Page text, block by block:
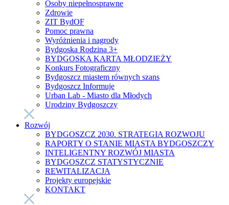
Osoby niepełnosprawne
Zdrowie
ZIT BydOF
Pomoc prawna
Wyróżnienia i nagrody
Bydgoska Rodzina 3+
BYDGOSKA KARTA MŁODZIEŻY
Konkurs Fotograficzny
Bydgoszcz miastem równych szans
Bydgoszcz Informuje
Urban Lab - Miasto dla Młodych
Urodziny Bydgoszczy
Rozwój
BYDGOSZCZ 2030. STRATEGIA ROZWOJU
RAPORTY O STANIE MIASTA BYDGOSZCZY
INTELIGENTNY ROZWÓJ MIASTA
BYDGOSZCZ STATYSTYCZNIE
REWITALIZACJA
Projekty europejskie
KONTAKT